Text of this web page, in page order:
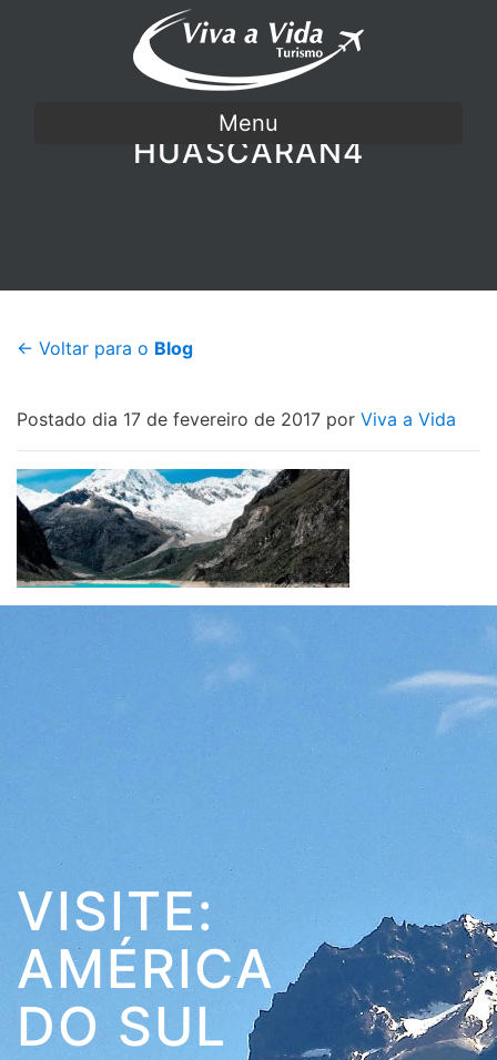
Menu
HUASCARAN4
← Voltar para o Blog
Postado dia 17 de fevereiro de 2017 por Viva a Vida
VISITE:
AMÉRICA
DO SUL